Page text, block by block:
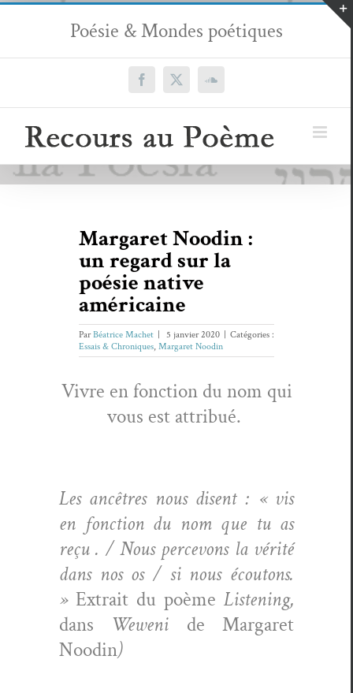
Passer
contenu
Poésie & Mondes poétiques
Facebook
X SoundCloud
Margaret Noodin :
un regard sur la
poésie native
américaine
ParBéatrice Machet 5 janvier 2020
Catégories :
Essais & Chroniques, Margaret Noodin
Vivre en fonc­tion du nom qui
vous est attribué.
Les ancêtres nous dis­ent : « vis
en fonc­tion du nom que tu as
reçu . / Nous percevons la vérité
dans nos os / si nous écou­tons.
» Extrait du poème Lis­ten­ing,
dans Weweni de Mar­garet
Nood­in)